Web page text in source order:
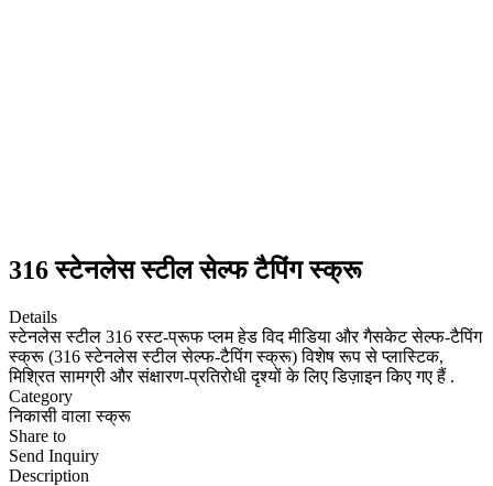
316 स्टेनलेस स्टील सेल्फ टैपिंग स्क्रू
Details
स्टेनलेस स्टील 316 रस्ट-प्रूफ प्लम हेड विद मीडिया और गैसकेट सेल्फ-टैपिंग
स्क्रू (316 स्टेनलेस स्टील सेल्फ-टैपिंग स्क्रू) विशेष रूप से प्लास्टिक,
मिश्रित सामग्री और संक्षारण-प्रतिरोधी दृश्यों के लिए डिज़ाइन किए गए हैं .
Category
निकासी वाला स्क्रू
Share to
Send Inquiry
Description